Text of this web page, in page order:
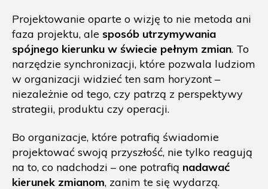
Projektowanie oparte o wizję to nie metoda ani
faza projektu, ale sposób utrzymywania
spójnego kierunku w świecie pełnym zmian. To
narzędzie synchronizacji, które pozwala ludziom
w organizacji widzieć ten sam horyzont –
niezależnie od tego, czy patrzą z perspektywy
strategii, produktu czy operacji.
Bo organizacje, które potrafią świadomie
projektować swoją przyszłość, nie tylko reagują
na to, co nadchodzi – one potrafią nadawać
kierunek zmianom, zanim te się wydarzą.